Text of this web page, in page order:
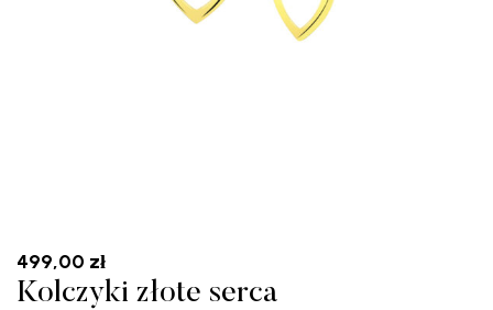
499,00 zł
Kolczyki złote serca